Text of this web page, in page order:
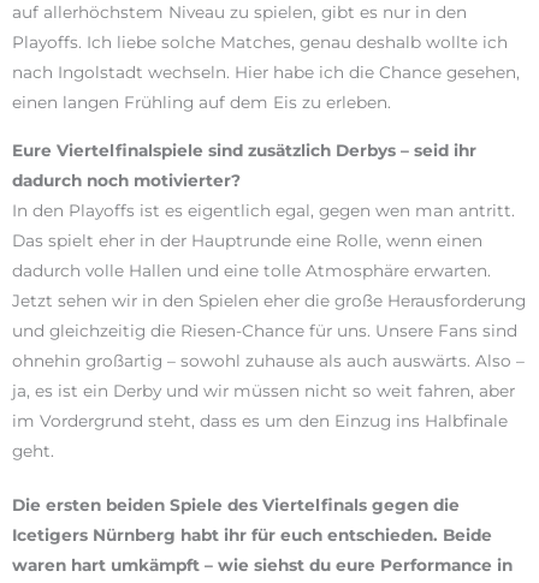
auf allerhöchstem Niveau zu spielen, gibt es nur in den
Playoffs. Ich liebe solche Matches, genau deshalb wollte ich
nach Ingolstadt wechseln. Hier habe ich die Chance gesehen,
einen langen Frühling auf dem Eis zu erleben.
Eure Viertelfinalspiele sind zusätzlich Derbys – seid ihr
dadurch noch motivierter?
In den Playoffs ist es eigentlich egal, gegen wen man antritt.
Das spielt eher in der Hauptrunde eine Rolle, wenn einen
dadurch volle Hallen und eine tolle Atmosphäre erwarten.
Jetzt sehen wir in den Spielen eher die große Herausforderung
und gleichzeitig die Riesen-Chance für uns. Unsere Fans sind
ohnehin großartig – sowohl zuhause als auch auswärts. Also –
ja, es ist ein Derby und wir müssen nicht so weit fahren, aber
im Vordergrund steht, dass es um den Einzug ins Halbfinale
geht.
Die ersten beiden Spiele des Viertelfinals gegen die
Icetigers Nürnberg habt ihr für euch entschieden. Beide
waren hart umkämpft – wie siehst du eure Performance in